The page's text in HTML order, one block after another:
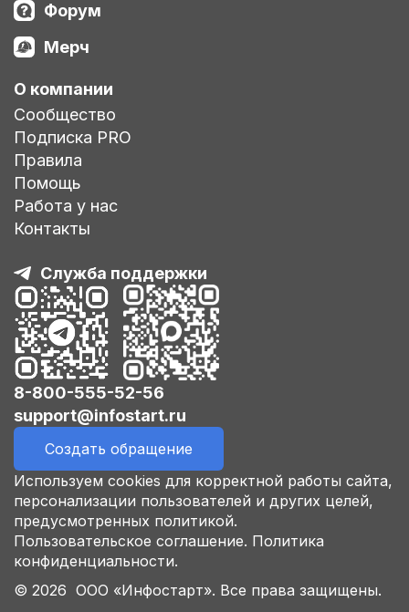
Форум
Мерч
О компании
Сообщество
Подписка PRO
Правила
Помощь
Работа у нас
Контакты
Служба поддержки
8-800-555-52-56
support@infostart.ru
Создать обращение
Используем cookies для корректной работы сайта,
персонализации пользователей и других целей,
предусмотренных политикой.
Пользовательское соглашение. Политика
конфиденциальности.
© 2026 ООО «Инфостарт». Все права защищены.